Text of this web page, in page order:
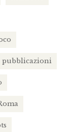
pubblicazioni